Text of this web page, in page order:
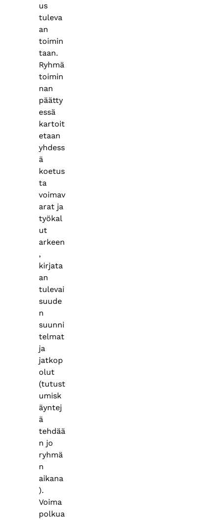
us
tuleva
an
toimin
taan.
Ryhmä
toimin
nan
päätty
essä
kartoit
etaan
yhdess
ä
koetus
ta
voimav
arat ja
työkal
ut
arkeen
,
kirjata
an
tulevai
suude
n
suunni
telmat
ja
jatkop
olut
(tutust
umisk
äyntej
ä
tehdää
n jo
ryhmä
n
aikana
).
Voima
polkua